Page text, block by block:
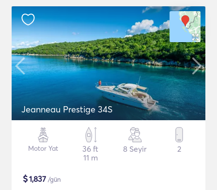
Jeanneau Prestige 34S
Motor Yat
36 ft
11 m
8 Seyir 2
$1,837 /gün